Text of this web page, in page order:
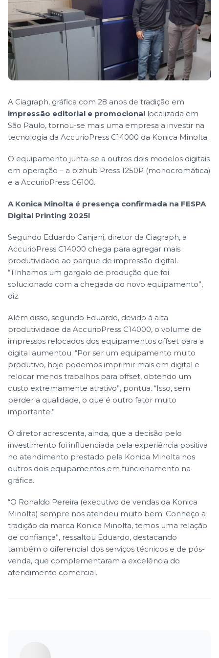
A Ciagraph, gráfica com 28 anos de tradição em
impressão editorial e promocional localizada em
São Paulo, tornou-se mais uma empresa a investir na
tecnologia da AccurioPress C14000 da Konica Minolta.
O equipamento junta-se a outros dois modelos digitais
em operação – a bizhub Press 1250P (monocromática)
e a AccurioPress C6100.
A Konica Minolta é presença confirmada na FESPA
Digital Printing 2025!
Segundo Eduardo Canjani, diretor da Ciagraph, a
AccurioPress C14000 chega para agregar mais
produtividade ao parque de impressão digital.
“Tínhamos um gargalo de produção que foi
solucionado com a chegada do novo equipamento”,
diz.
Além disso, segundo Eduardo, devido à alta
produtividade da AccurioPress C14000, o volume de
impressos relocados dos equipamentos offset para a
digital aumentou. “Por ser um equipamento muito
produtivo, hoje podemos imprimir mais em digital e
relocar menos trabalhos para offset, obtendo um
custo extremamente atrativo”, pontua. “Isso, sem
perder a qualidade, o que é outro fator muito
importante.”
O diretor acrescenta, ainda, que a decisão pelo
investimento foi influenciada pela experiência positiva
no atendimento prestado pela Konica Minolta nos
outros dois equipamentos em funcionamento na
gráfica.
“O Ronaldo Pereira (executivo de vendas da Konica
Minolta) sempre nos atendeu muito bem. Conheço a
tradição da marca Konica Minolta, temos uma relação
de confiança”, ressaltou Eduardo, destacando
também o diferencial dos serviços técnicos e de pós-
venda, que complementaram a excelência do
atendimento comercial.